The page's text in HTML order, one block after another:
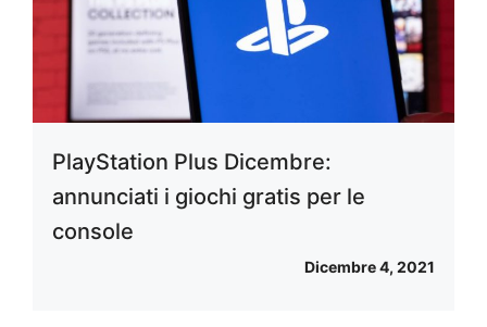
PlayStation Plus Dicembre:
annunciati i giochi gratis per le
console
Dicembre 4, 2021